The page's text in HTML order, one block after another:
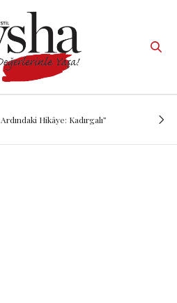
Hikâye: Kadırgalı”